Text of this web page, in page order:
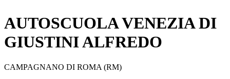
AUTOSCUOLA VENEZIA DI
GIUSTINI ALFREDO
CAMPAGNANO DI ROMA (RM)